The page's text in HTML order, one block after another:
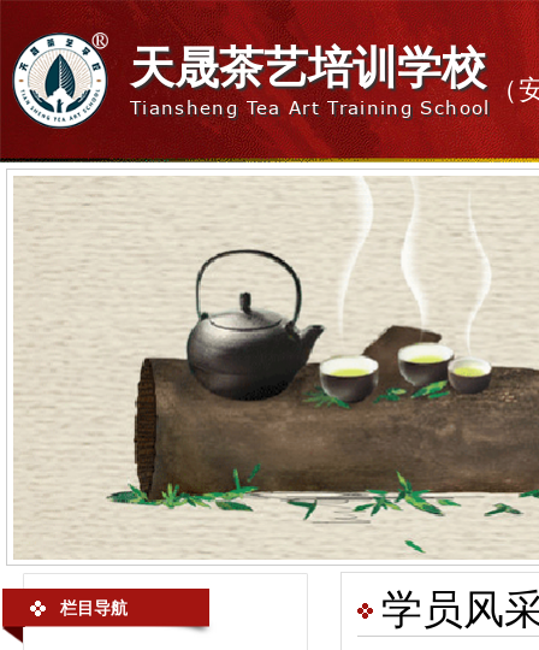
天晟茶艺培训学校
Tiansheng Tea Art Training School
（
栏目导航 学员风